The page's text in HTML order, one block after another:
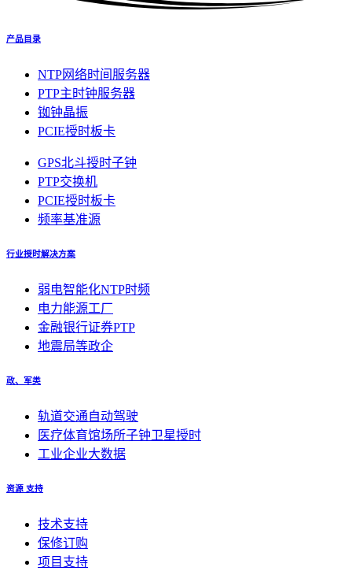
产品目录
NTP网络时间服务器
PTP主时钟服务器
铷钟晶振
PCIE授时板卡
GPS北斗授时子钟
PTP交换机
PCIE授时板卡
频率基准源
行业授时解决方案
弱电智能化NTP时频
电力能源工厂
金融银行证券PTP
地震局等政企
政、军类
轨道交通自动驾驶
医疗体育馆场所子钟卫星授时
工业企业大数据
资源 支持
技术支持
保修订购
项目支持